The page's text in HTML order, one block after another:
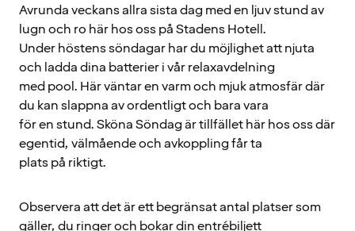
Avrunda veckans allra sista dag med en ljuv stund av
lugn och ro här hos oss på Stadens Hotell.
Under höstens söndagar har du möjlighet att njuta
och ladda dina batterier i vår relaxavdelning
med pool. Här väntar en varm och mjuk atmosfär där
du kan slappna av ordentligt och bara vara
för en stund. Sköna Söndag är tillfället här hos oss där
egentid, välmående och avkoppling får ta
plats på riktigt.
Observera att det är ett begränsat antal platser som
gäller, du ringer och bokar din entrébiljett